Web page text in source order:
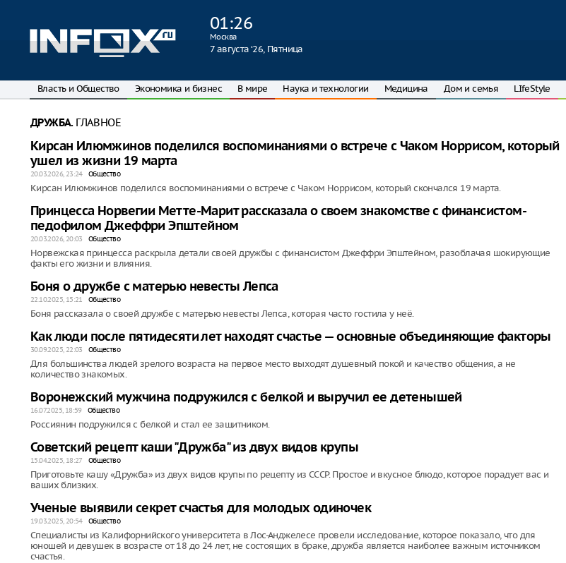
01:26
Москва
7 августа ‘26, Пятница
Власть и Общество Экономика и бизнес В мире Наука и технологии Медицина Дом и семья LIfeStyle
ДРУЖБА.ГЛАВНОЕ
Кирсан Илюмжинов поделился воспоминаниями о встрече с Чаком Норрисом, который
ушел из жизни 19 марта
20.03.2026, 23:24 Общество
Кирсан Илюмжинов поделился воспоминаниями о встрече с Чаком Норрисом, который скончался 19 марта.
Принцесса Норвегии Метте-Марит рассказала о своем знакомстве с финансистом-
педофилом Джеффри Эпштейном
20.03.2026, 20:03 Общество
Норвежская принцесса раскрыла детали своей дружбы с финансистом Джеффри Эпштейном, разоблачая шокирующие
факты его жизни и влияния.
Боня о дружбе с матерью невесты Лепса
22.10.2025, 15:21 Общество
Боня рассказала о своей дружбе с матерью невесты Лепса, которая часто гостила у неё.
Как люди после пятидесяти лет находят счастье — основные объединяющие факторы
30.09.2025, 22:03 Общество
Для большинства людей зрелого возраста на первое место выходят душевный покой и качество общения, а не
количество знакомых.
Воронежский мужчина подружился с белкой и выручил ее детенышей
16.07.2025, 18:59 Общество
Россиянин подружился с белкой и стал ее защитником.
Советский рецепт каши "Дружба" из двух видов крупы
15.04.2025, 18:27 Общество
Приготовьте кашу «Дружба» из двух видов крупы по рецепту из СССР. Простое и вкусное блюдо, которое порадует вас и
ваших близких.
Ученые выявили секрет счастья для молодых одиночек
19.03.2025, 20:54 Общество
Специалисты из Калифорнийского университета в Лос-Анджелесе провели исследование, которое показало, что для
юношей и девушек в возрасте от 18 до 24 лет, не состоящих в браке, дружба является наиболее важным источником
счастья.